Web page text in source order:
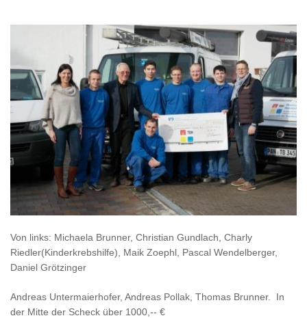
Von links: Michaela Brunner, Christian Gundlach, Charly
Riedler(Kinderkrebshilfe), Maik Zoephl, Pascal Wendelberger,
Daniel Grötzinger
Andreas Untermaierhofer, Andreas Pollak, Thomas Brunner. In
der Mitte der Scheck über 1000,-- €